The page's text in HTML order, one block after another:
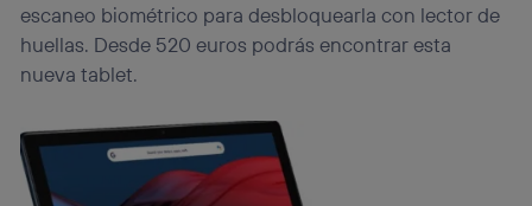
escaneo biométrico para desbloquearla con lector de
huellas. Desde 520 euros podrás encontrar esta
nueva tablet.